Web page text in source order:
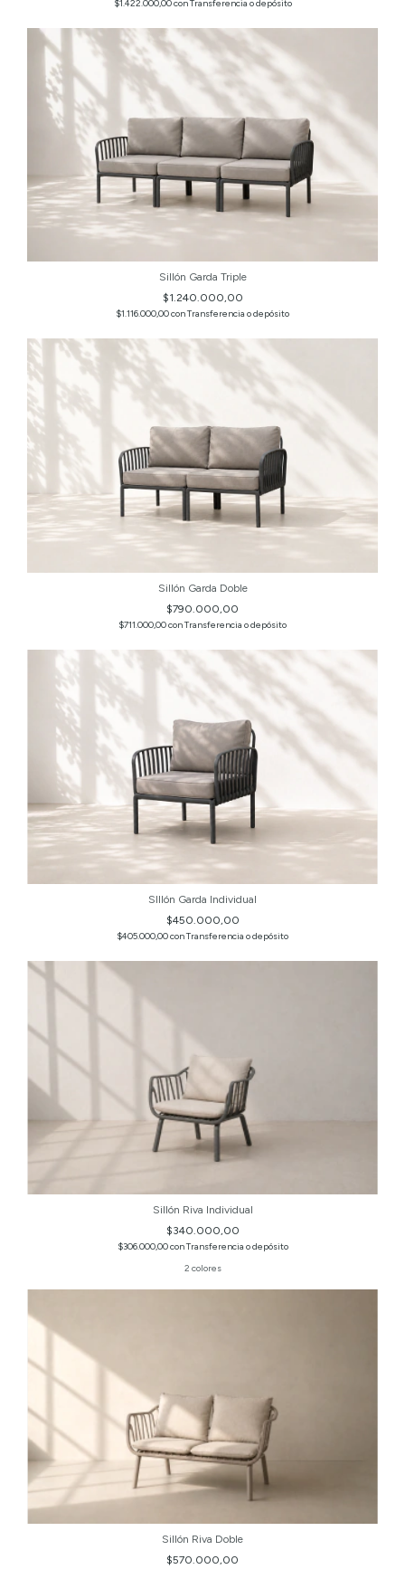
$1.422.000,00conTransferencia o depósito
Sillón Garda Triple
$1.240.000,00
$1.116.000,00conTransferencia o depósito
Sillón Garda Doble
$790.000,00
$711.000,00conTransferencia o depósito
SIllón Garda Individual
$450.000,00
$405.000,00conTransferencia o depósito
Sillón Riva Individual
$340.000,00
$306.000,00conTransferencia o depósito
2 colores
Sillón Riva Doble
$570.000,00